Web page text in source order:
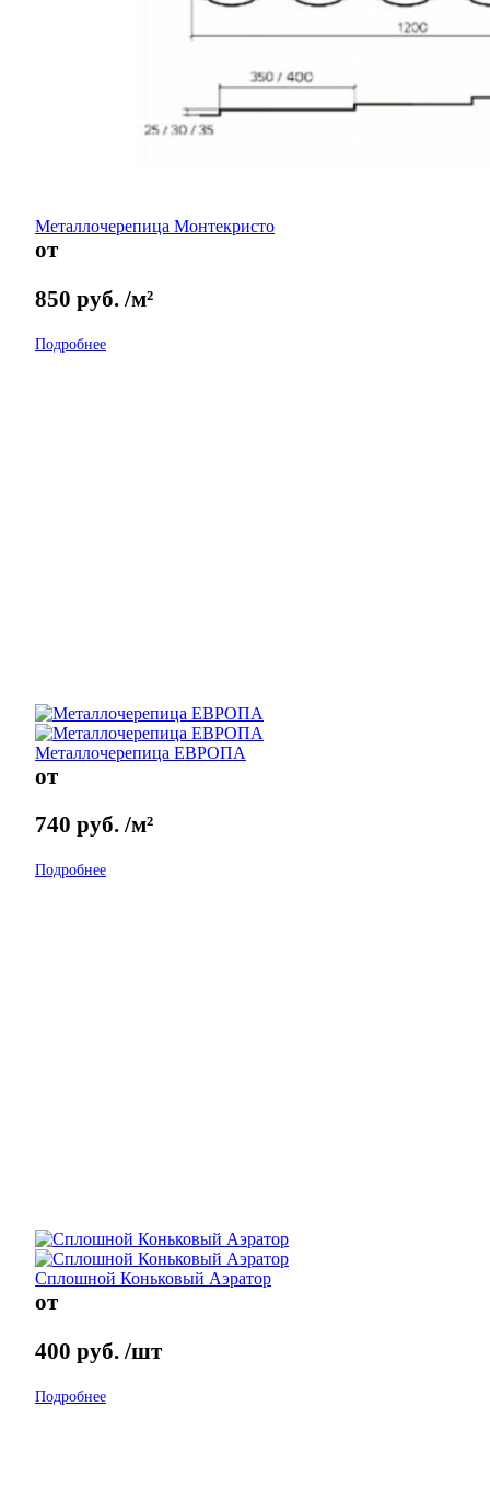
Металлочерепица Монтекристо
от
850 руб. /м²
Подробнее
Металлочерепица ЕВРОПА
от
740 руб. /м²
Подробнее
Сплошной Коньковый Аэратор
от
400 руб. /шт
Подробнее